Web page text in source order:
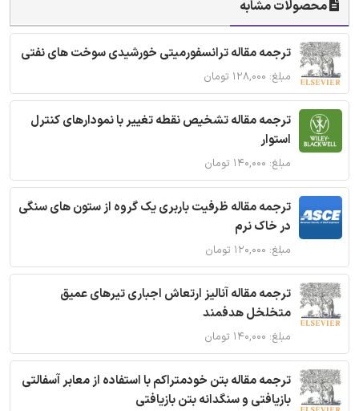
محصولات مشابه
ترجمه مقاله ترانسفورمیتی خورشیدی سوخت های نفتی
مبلغ: ۱۲۸,۰۰۰ تومان
ترجمه مقاله تشخیص نقطه تغییر با نمودارهای کنترل
استوار
مبلغ: ۱۴۰,۰۰۰ تومان
ترجمه مقاله ظرفیت باربری یک گروه از ستون های سنگی
در خاک نرم
مبلغ: ۱۲۰,۰۰۰ تومان
ترجمه مقاله آنالیز ارتعاش اجباری تیرهای عمیق
متخلخل هدفمند
مبلغ: ۱۴۰,۰۰۰ تومان
ترجمه مقاله بتن خودمتراکم با استفاده از معابر آسفالتی
بازیافتی و سنگدانه بتن بازیافتی